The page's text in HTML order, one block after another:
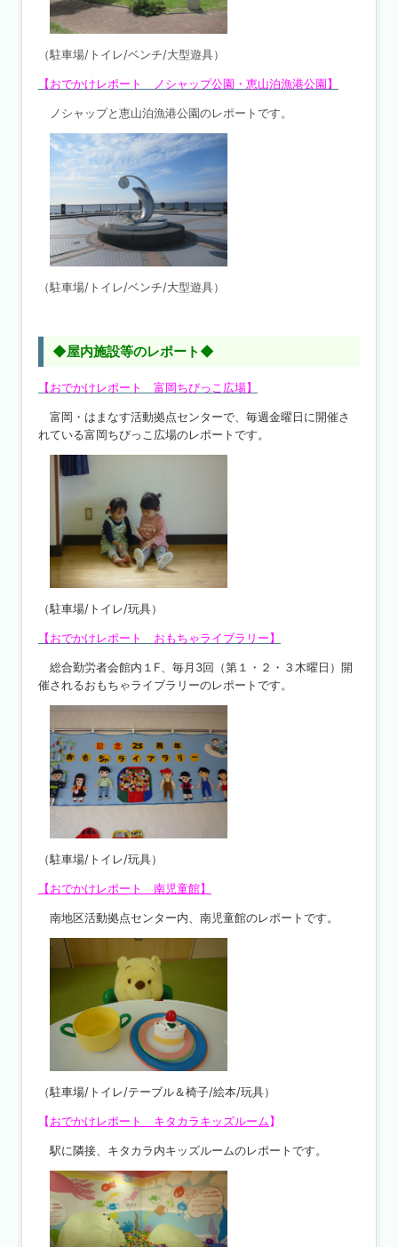
（駐車場/トイレ/ベンチ/大型遊具）
【おでかけレポート ノシャップ公園・恵山泊漁港公園】
ノシャップと恵山泊漁港公園のレポートです。
（駐車場/トイレ/ベンチ/大型遊具）
◆屋内施設等のレポート◆
【おでかけレポート 富岡ちびっこ広場】
富岡・はまなす活動拠点センターで、毎週金曜日に開催さ
れている富岡ちびっこ広場のレポートです。
（駐車場/トイレ/玩具）
【おでかけレポート おもちゃライブラリー】
総合勤労者会館内１F、毎月3回（第１・２・３木曜日）開
催されるおもちゃライブラリーのレポートです。
（駐車場/トイレ/玩具）
【おでかけレポート 南児童館】
南地区活動拠点センター内、南児童館のレポートです。
（駐車場/トイレ/テーブル＆椅子/絵本/玩具）
【おでかけレポート キタカラキッズルーム】
駅に隣接、キタカラ内キッズルームのレポートです。